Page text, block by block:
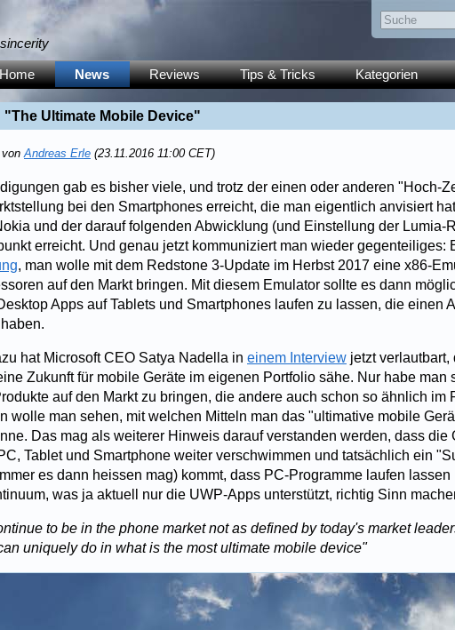
Home News Reviews Tips & Tricks Kategorien
"The Ultimate Mobile Device"
vonAndreas Erle (23.11.2016 11:00 CET)
gab es bisher viele, und trotz der einen oder anderen "Hoch-
bei den Smartphones erreicht, die man eigentlich anvisiert
und der darauf folgenden Abwicklung (und Einstellung der Lumia-
erreicht. Und genau jetzt kommuniziert man wieder gegenteiliges:
, man wolle mit dem Redstone 3-Update im Herbst 2017 eine x86-
auf den Markt bringen. Mit diesem Emulator sollte es dann
Apps auf Tablets und Smartphones laufen zu lassen, die einen
hat Microsoft CEO Satya Nadella in einem Interview jetzt verlautbart,
Zukunft für mobile Geräte im eigenen Portfolio sähe. Nur habe man
auf den Markt zu bringen, die andere auch schon so ähnlich im
wolle man sehen, mit welchen Mitteln man das "ultimative mobile
Das mag als weiterer Hinweis darauf verstanden werden, dass die
Tablet und Smartphone weiter verschwimmen und tatsächlich ein
es dann heissen mag) kommt, dass PC-Programme laufen lassen
was ja aktuell nur die UWP-Apps unterstützt, richtig Sinn
to be in the phone market not as defined by today's market
uniquely do in what is the most ultimate mobile device"